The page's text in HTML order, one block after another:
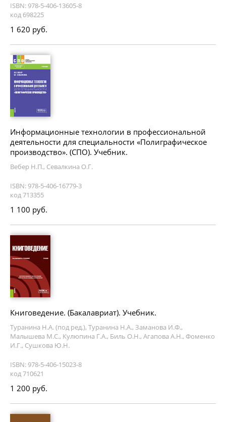
ISBN: 978-5-406-13605-8
код 698225
1 620 руб.
Информационные технологии в профессиональной
деятельности для специальности «Полиграфическое
производство». (СПО). Учебник.
Вебер Н.П., Севалкина О.Г.
ISBN: 978-5-406-16779-3
код 713355
1 100 руб.
Книговедение. (Бакалавриат). Учебник.
Туранина Н.А. (под ред.), Туранина Н.А., Заманова И.Ф.,
Малышева М.С., Кулюпина Г.А., Биль О.Н., Агапова А.Н., Фоменко
И.Г., Сушкова Ю.Н.
ISBN: 978-5-406-15023-8
код 710621
1 200 руб.